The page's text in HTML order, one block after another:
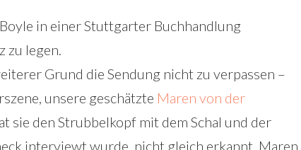
in einer Stuttgarter Buchhandlung
zu legen.
Grund die Sendung nicht zu verpassen –
unsere geschätzte Maren von der
sie den Strubbelkopf mit dem Schal und der
interviewt wurde, nicht gleich erkannt. Maren